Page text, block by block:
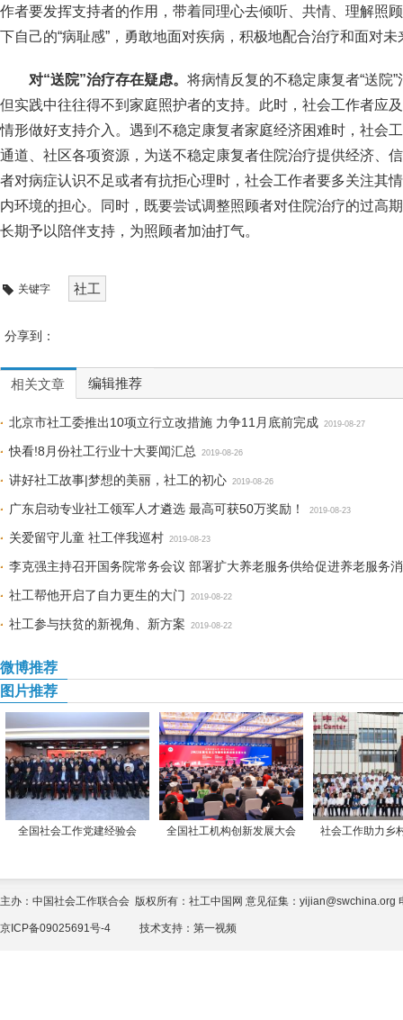
作者要发挥支持者的作用，带着同理心去倾听、共情、理解照
下自己的“病耻感”，勇敢地面对疾病，积极地配合治疗和面对未
对“送院”治疗存在疑虑。 将病情反复的不稳定康复者“送院
但实践中往往得不到家庭照护者的支持。此时，社会工作者应
情形做好支持介入。遇到不稳定康复者家庭经济困难时，社会
通道、社区各项资源，为送不稳定康复者住院治疗提供经济、
者对病症认识不足或者有抗拒心理时，社会工作者要多关注其
内环境的担心。同时，既要尝试调整照顾者对住院治疗的过高
长期予以陪伴支持，为照顾者加油打气。
关键字 社工
分享到：
相关文章 编辑推荐
北京市社工委推出10项立行立改措施 力争11月底前完成 2019-08-27
快看!8月份社工行业十大要闻汇总 2019-08-26
讲好社工故事|梦想的美丽，社工的初心 2019-08-26
广东启动专业社工领军人才遴选 最高可获50万奖励！ 2019-08-23
关爱留守儿童 社工伴我巡村 2019-08-23
李克强主持召开国务院常务会议 部署扩大养老服务供给促进养老服务
社工帮他开启了自力更生的大门
2019-08-22
社工参与扶贫的新视角、新方案 2019-08-22
微博推荐
图片推荐
全国社会工作党建经验会 全国社工机构创新发展大会 社会工作助力乡
主办：中国社会工作联合会 版权所有：社工中国网 意见征集：yijian@swchina.org
京ICP备09025691号-4 技术支持： 第一视频